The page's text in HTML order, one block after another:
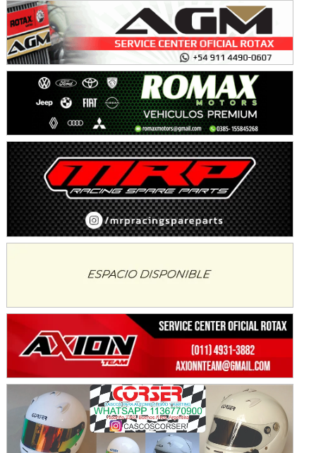
TUCUMANO - F5
Juan Navarro (Asfalto)
El Timbó (Tucumán)